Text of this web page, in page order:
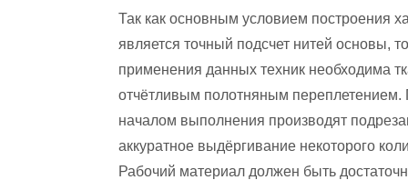
Так как основным условием построения
является точный подсчет нитей основы,
применения данных техник необходима
отчётливым полотняным переплетением.
началом выполнения производят
аккуратное выдёргивание некоторого
Рабочий материал должен быть